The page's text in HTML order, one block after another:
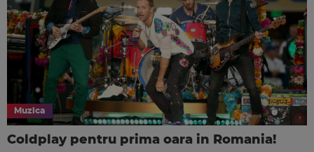
Muzica
Coldplay pentru prima oara in Romania!